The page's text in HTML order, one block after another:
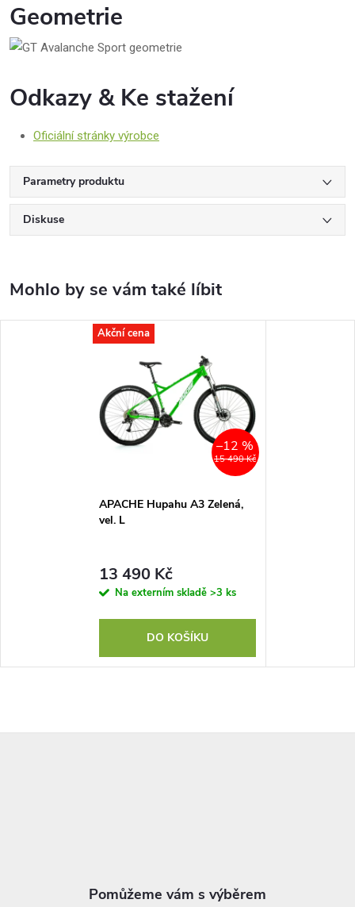
Geometrie
Odkazy & Ke stažení
Oficiální stránky výrobce
Parametry produktu
Diskuse
Akční cena
15 490 Kč
–12 %
APACHE Hupahu A3 Zelená,
vel. L
13 490 Kč
Na externím skladě >3 ks
DO KOŠÍKU